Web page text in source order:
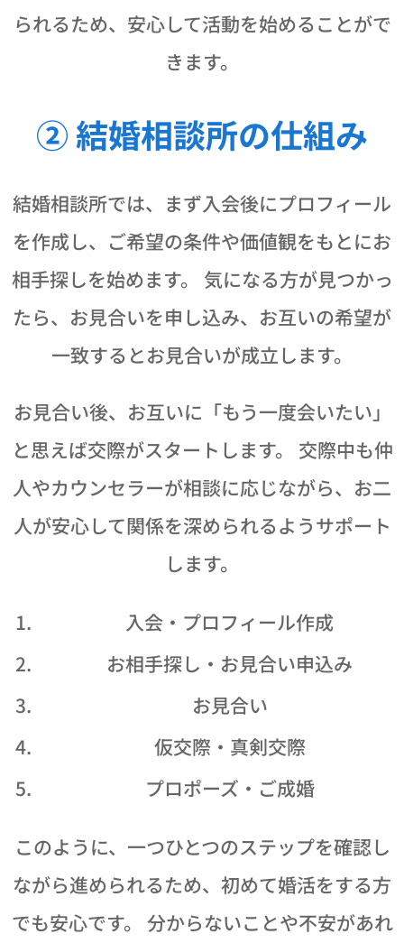
られるため、安心して活動を始めることがで
きます。
② 結婚相談所の仕組み
結婚相談所では、まず入会後にプロフィール
を作成し、ご希望の条件や価値観をもとにお
相手探しを始めます。 気になる方が見つかっ
たら、お見合いを申し込み、お互いの希望が
一致するとお見合いが成立します。
お見合い後、お互いに「もう一度会いたい」
と思えば交際がスタートします。 交際中も仲
人やカウンセラーが相談に応じながら、お二
人が安心して関係を深められるようサポート
します。
📝 入会・プロフィール作成
🔍 お相手探し・お見合い申込み
🤝 お見合い
💕 仮交際・真剣交際
💍 プロポーズ・ご成婚
このように、一つひとつのステップを確認し
ながら進められるため、初めて婚活をする方
でも安心です。 分からないことや不安があれ